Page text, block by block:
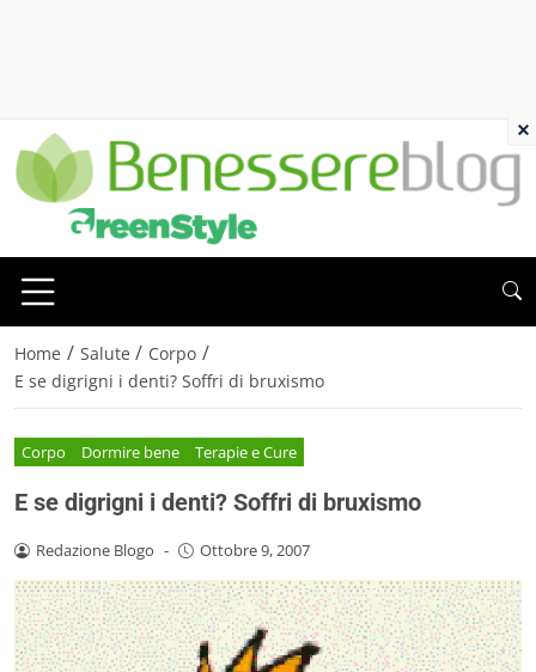
Home / Salute / Corpo /
E se digrigni i denti? Soffri di bruxismo
Corpo Dormire bene Terapie e Cure
E se digrigni i denti? Soffri di bruxismo
Redazione Blogo - Ottobre 9, 2007
×